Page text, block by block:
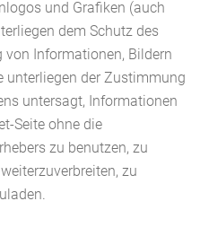
und Grafiken (auch
dem Schutz des
von Informationen, Bildern
unterliegen der Zustimmung
untersagt, Informationen
Seite ohne die
zu benutzen, zu
zu